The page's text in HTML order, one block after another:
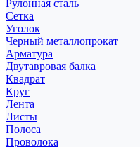
Рулонная сталь
Сетка
Уголок
Черный металлопрокат
Арматура
Двутавровая балка
Квадрат
Круг
Лента
Листы
Полоса
Проволока